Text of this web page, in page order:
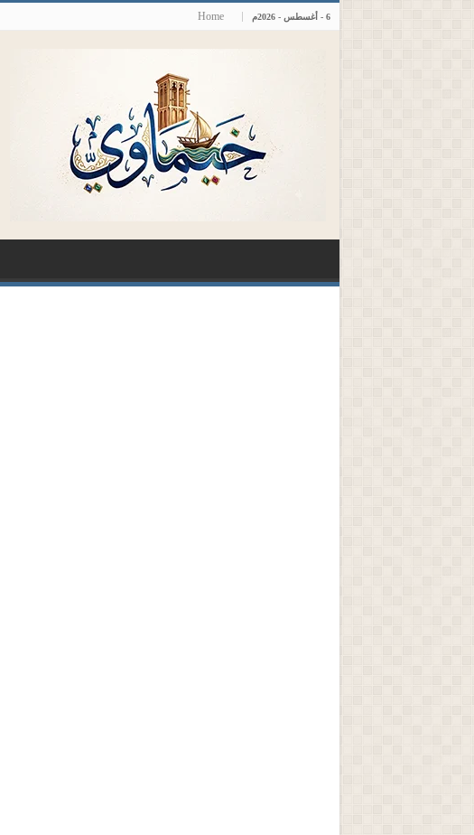
6 - أغسطس - 2026م Home